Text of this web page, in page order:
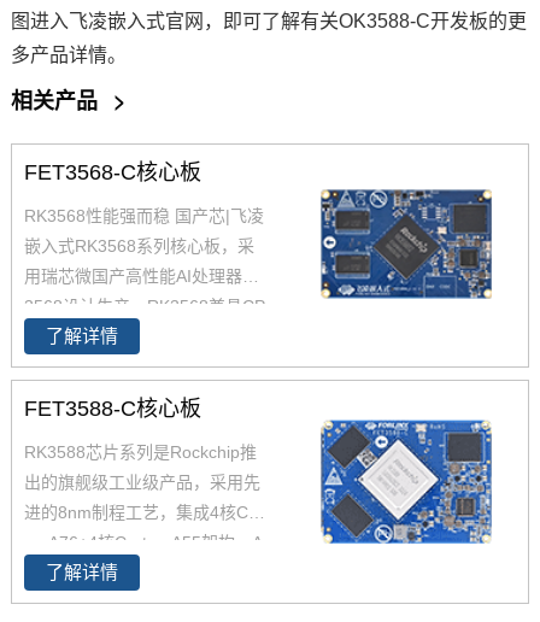
图进入飞凌嵌入式官网，即可了解有关OK3588-C开发板的更
多产品详情。
相关产品 >
FET3568-C核心板
RK3568性能强而稳 国产芯|飞凌
嵌入式RK3568系列核心板，采
用瑞芯微国产高性能AI处理器RK
3568设计生产，RK3568兼具CP
U、GPU、NPU、VPU于一身，
RK3568 性能、性价比在同类产
品中具有较高优势，RK3568处
SoC， 飞凌RK3568核心板主要
面向工业互联网、HMI、NVR存
储、车载中控、工业网关等领
稳定出货
了解详情
FET3588-C核心板
RK3588芯片系列是Rockchip推
出的旗舰级工业级产品，采用先
进的8nm制程工艺，集成4核Cort
ex-A76+4核Cortex-A55架构，A
76主频高达2.4GHz，A55核主频
高达1.8GHz，能够提供强大的性
了解详情